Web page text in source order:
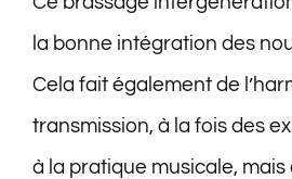
la bonne intégration des
Cela fait également de
transmission, à la fois des
à la pratique musicale, mais